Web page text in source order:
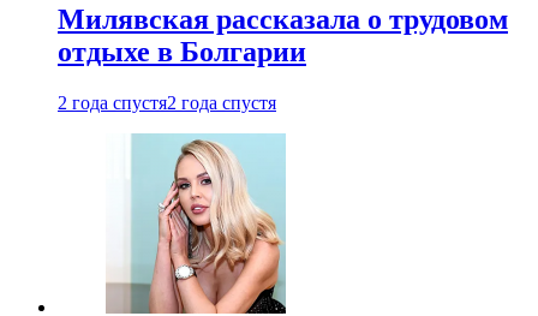
Милявская рассказала о трудовом
отдыхе в Болгарии
2 года спустя2 года спустя